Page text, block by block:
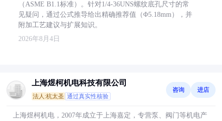
（ASME B1.1标准）。针对1/4-36UNS螺纹底孔尺寸的常
见疑问，通过公式推导给出精确推荐值（Φ5.18mm），并
附加工艺建议与扩展知识。
2026年8月4日
上海煜柯机电科技有限公司
法人:杭太圣 通过真实性核验
咨询 进店
上海煜柯机电，2007年成立于上海嘉定，专营泵、阀门等机电产